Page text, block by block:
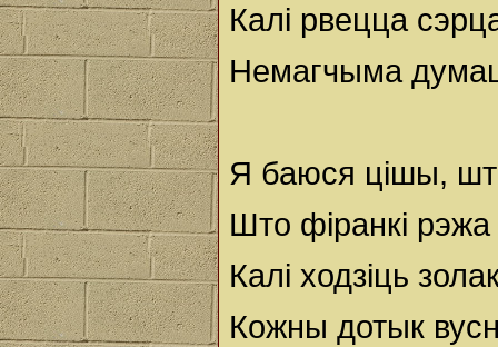
Калі рвецца
Немагчыма
Я баюся цішы,
Што фіранкі
Калі ходзіць
Кожны дотык